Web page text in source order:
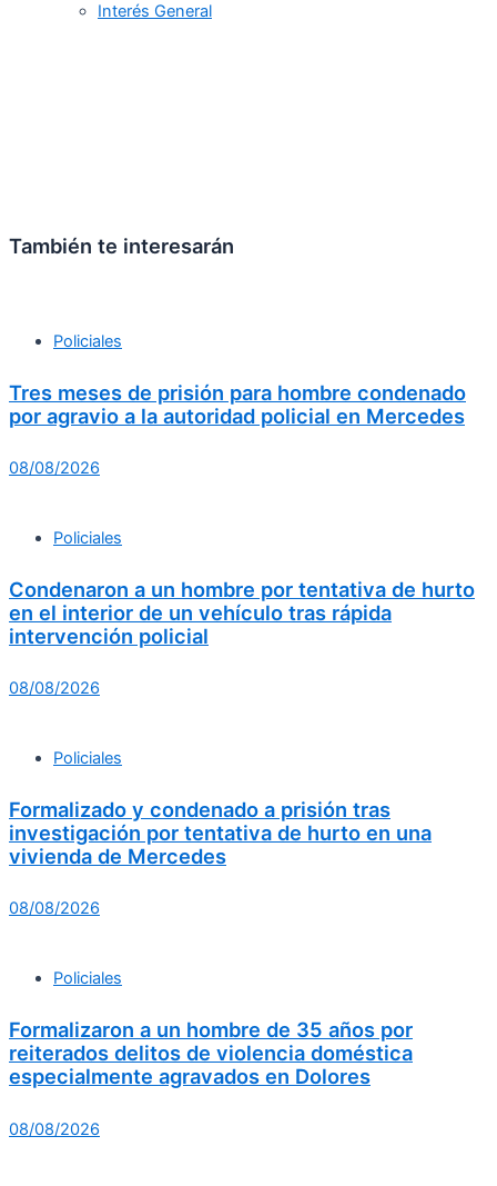
Interés General
También te interesarán
Policiales
Tres meses de prisión para hombre condenado
por agravio a la autoridad policial en Mercedes
08/08/2026
Policiales
Condenaron a un hombre por tentativa de hurto
en el interior de un vehículo tras rápida
intervención policial
08/08/2026
Policiales
Formalizado y condenado a prisión tras
investigación por tentativa de hurto en una
vivienda de Mercedes
08/08/2026
Policiales
Formalizaron a un hombre de 35 años por
reiterados delitos de violencia doméstica
especialmente agravados en Dolores
08/08/2026